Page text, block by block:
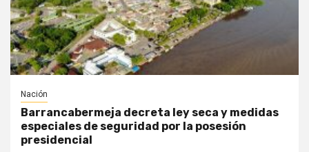
Nación
Barrancabermeja decreta ley seca y medidas
especiales de seguridad por la posesión
presidencial